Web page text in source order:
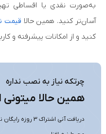
به‌صورت نقدی یا اقساطی
آسان‌تر کنید. همین حالا قیمت
کنید و از امکانات پیشرفته و
چرتکه نیاز به نصب نداره
همین حالا
دریافت آنی